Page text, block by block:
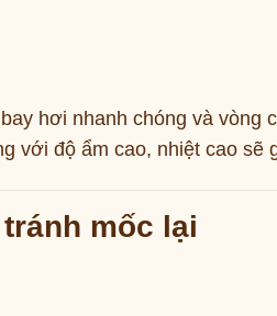
hơi nhanh chóng và vòng
với độ ẩm cao, nhiệt cao sẽ
mốc lại